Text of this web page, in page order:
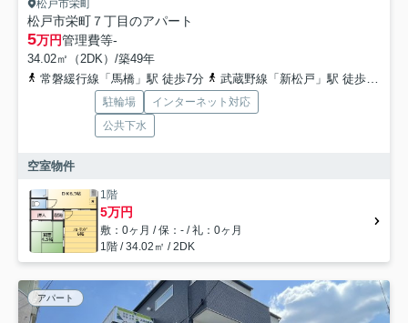
松戸市栄町
松戸市栄町７丁目のアパート
5万円管理費等-
34.02㎡（2DK）/築49年
常磐緩行線「馬橋」駅 徒歩7分
武蔵野線「新松戸」駅 徒歩32分
駐輪場
インターネット対応
公共下水
空室物件
1階
5万円
敷：0ヶ月 / 保：- / 礼：0ヶ月
1階 / 34.02㎡ / 2DK
アパート